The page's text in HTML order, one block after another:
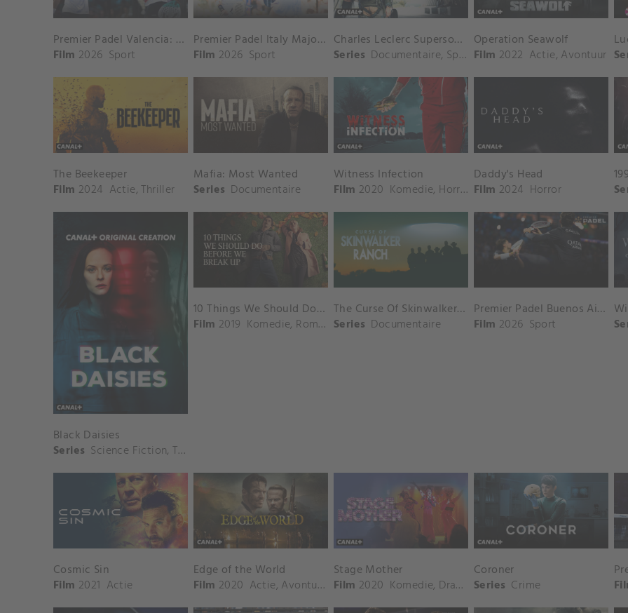
Premier Padel Valencia: Vrouwenfinale
Film 2026 Sport
Premier Padel Italy Major: Vrouwenfinale
Film 2026 Sport
Charles Leclerc Supersonic
Series Documentaire, Sport
Operation Seawolf
Film 2022 Actie, Avontuur
The Beekeeper
Film 2024 Actie,Thriller
Mafia: Most Wanted
Series Documentaire
Witness Infection
Film 2020 Komedie, Horror
Daddy's Head
Film 2024 Horror
Black Daisies
Series Science Fiction,Thriller
10 Things We Should Do Before We Break Up
Film 2019 Komedie, Romantiek
The Curse Of Skinwalker Ranch
Series Documentaire
Premier Padel Buenos Aires: Mannenfinale
Film 2026 Sport
Cosmic Sin
Film 2021 Actie
Edge of the World
Film 2020 Actie, Avontuur Drama
Stage Mother
Film 2020 Komedie, Drama
Coroner
Series Crime